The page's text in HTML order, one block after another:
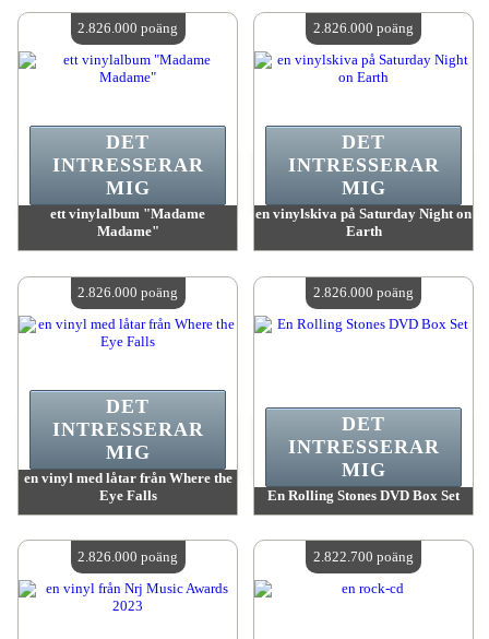
Antal tillgängliga:4
Antal tillgängliga:4
ett vinylalbum "Madame
Madame"
Antal tillgängliga:4
DET
INTRESSERAR
MIG
2.826.000 poäng
en vinylskiva på Saturday Night on
Earth
Antal tillgängliga:4
DET
INTRESSERAR
MIG
2.826.000 poäng
en vinyl med låtar från Where the
Eye Falls
Antal tillgängliga:4
DET
INTRESSERAR
MIG
2.826.000 poäng
En Rolling Stones DVD Box Set
Antal tillgängliga:4
DET
INTRESSERAR
MIG
2.826.000 poäng
2.826.000 poäng 2.822.700 poäng